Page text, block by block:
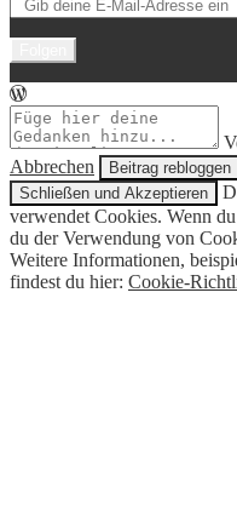
Abbrechen
verwendet Cookies. Wenn
du der Verwendung von
Weitere Informationen,
findest du hier: Cookie-